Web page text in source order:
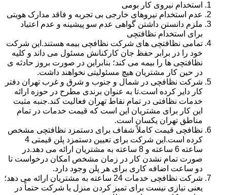
استخدام نیروی کار بومی
عدم استخدام نیروهای خارجی بی تجربه و فاقد مدارک هویتی
ملزم دانستن داشتن گواهی عدم سو پیشینه و عدم اعتیاد
برای استخدام نظافتچی
تمامی نظافتچی های شرکت نظافچی بیمه هستند.این شرکت
خود را در برابر حفظ جان کارکنانش مسئول می داند و کلیه
نظافتچی ها را بیمه می کند؛ بنابراین در صورت بروز حادثه ی
در حین کار مشتریان هیچ مسئولیتی نخواهند داشت.
شرکت نظافچی در شمال و جنوب و شرق و غرب تهران دفتر
کار دایر کرده است.تا به عنوان برندی مطرح در حوزه ارائه
خدمات نظافتی در تمام نقاط تهران فعالیت کند.جنبه مثبت
این کار برای مشتریان این است که قیمت خدمات در تمام
مناطق تهران یکسان است.
نظافچی قیمت کاملاً شفاف برای دستمزد نظافتچی مشخص
کرده است.این شرکت برای تعیین دستمزد پلن قیمتی 4
ساعته 6 ساعته و 8 ساعته به مشتریان ارائه می دهد.در
صورت تمام نشدن کار در زمان مشخص امکان درخواست تا
دو ساعت اضافه کاری برای هر پلن وجود دارد.
شرکت نظافچی خدمات 24 ساعته به مشتریان ارائه می دهد؛
یعنی نیازی نیست برای تمیز کردن منزل یا شرکت حتماً در